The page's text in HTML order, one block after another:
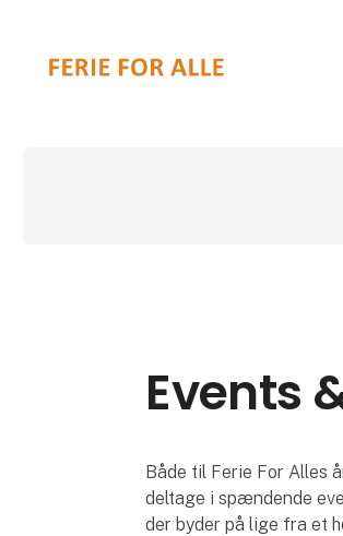
Events
Både til Ferie For Alles
deltage i spændende
der byder på lige fra et